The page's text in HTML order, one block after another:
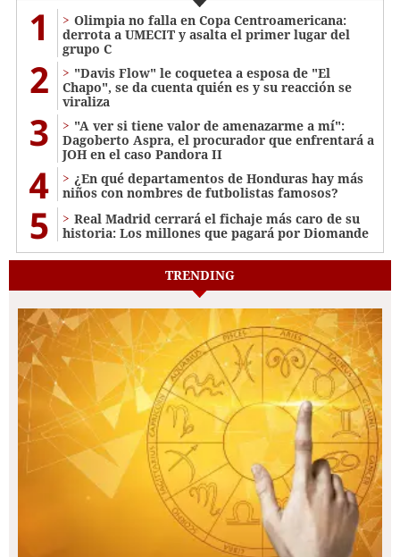
1
Olimpia no falla en Copa Centroamericana:
derrota a UMECIT y asalta el primer lugar del
grupo C
2
"Davis Flow" le coquetea a esposa de "El
Chapo", se da cuenta quién es y su reacción se
viraliza
3
"A ver si tiene valor de amenazarme a mí":
Dagoberto Aspra, el procurador que enfrentará a
JOH en el caso Pandora II
4
¿En qué departamentos de Honduras hay más
niños con nombres de futbolistas famosos?
5
Real Madrid cerrará el fichaje más caro de su
historia: Los millones que pagará por Diomande
TRENDING